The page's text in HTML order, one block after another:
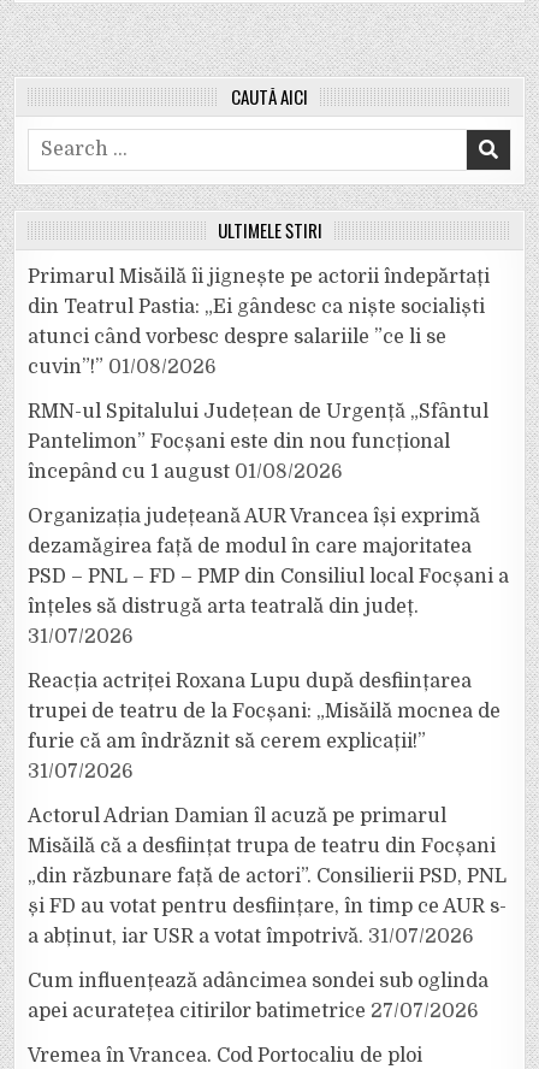
CAUTĂ AICI
Search
for:
ULTIMELE ȘTIRI
Primarul Misăilă îi jignește pe actorii îndepărtați
din Teatrul Pastia: „Ei gândesc ca niște socialiști
atunci când vorbesc despre salariile ”ce li se
cuvin”!” 01/08/2026
RMN-ul Spitalului Județean de Urgență „Sfântul
Pantelimon” Focșani este din nou funcțional
începând cu 1 august 01/08/2026
Organizația județeană AUR Vrancea își exprimă
dezamăgirea față de modul în care majoritatea
PSD – PNL – FD – PMP din Consiliul local Focșani a
înțeles să distrugă arta teatrală din județ.
31/07/2026
Reacția actriței Roxana Lupu după desființarea
trupei de teatru de la Focșani: „Misăilă mocnea de
furie că am îndrăznit să cerem explicații!”
31/07/2026
Actorul Adrian Damian îl acuză pe primarul
Misăilă că a desființat trupa de teatru din Focșani
„din răzbunare față de actori”. Consilierii PSD, PNL
și FD au votat pentru desființare, în timp ce AUR s-
a abținut, iar USR a votat împotrivă. 31/07/2026
Cum influențează adâncimea sondei sub oglinda
apei acuratețea citirilor batimetrice 27/07/2026
Vremea în Vrancea. Cod Portocaliu de ploi